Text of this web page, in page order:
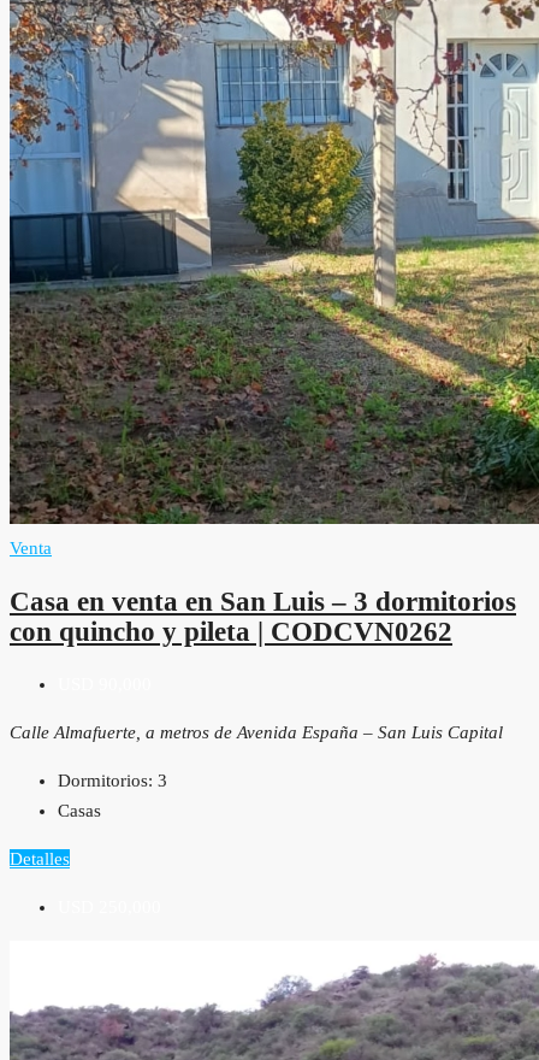
Venta
Casa en venta en San Luis – 3 dormitorios
con quincho y pileta | CODCVN0262
Calle Almafuerte, a metros de Avenida España – San Luis Capital
Dormitorios: 3
Casas
Detalles